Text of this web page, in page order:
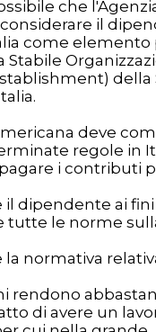
che
il
come elemento
Stabile
della
deve
regole in
i contributi
il dipendente ai fini
tutte le norme
normativa
rendono
di avere un